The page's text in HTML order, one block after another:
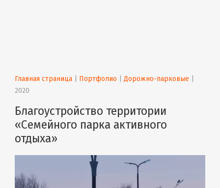
Главная страница Портфолио Дорожно-парковые
2020
Благоустройство территории
«Семейного парка активного
отдыха»